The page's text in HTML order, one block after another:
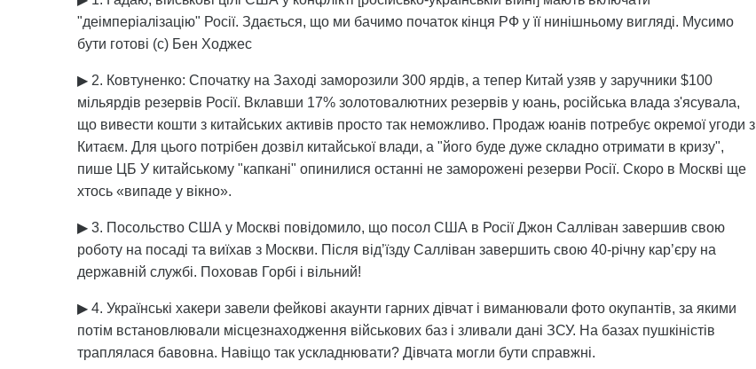
"деімперіалізацію" Росії. Здається, що ми бачимо початок кінця РФ у її нинішньому вигляді. Мусимо
бути готові (с) Бен Ходжес
▶ 2. Ковтуненко: Спочатку на Заході заморозили 300 ярдів, а тепер Китай узяв у заручники $100
мільярдів резервів Росії. Вклавши 17% золотовалютних резервів у юань, російська влада з'ясувала,
що вивести кошти з китайських активів просто так неможливо. Продаж юанів потребує окремої угоди з
Китаєм. Для цього потрібен дозвіл китайської влади, а "його буде дуже складно отримати в кризу",
пише ЦБ У китайському "капкані" опинилися останні не заморожені резерви Росії. Скоро в Москві ще
хтось «випаде у вікно».
▶ 3. Посольство США у Москві повідомило, що посол США в Росії Джон Салліван завершив свою
роботу на посаді та виїхав з Москви. Після від’їзду Салліван завершить свою 40-річну кар’єру на
державній службі. Поховав Горбі і вільний!
▶ 4. Українські хакери завели фейкові акаунти гарних дівчат і виманювали фото окупантів, за якими
потім встановлювали місцезнаходження військових баз і зливали дані ЗСУ. На базах пушкіністів
траплялася бавовна. Навіщо так ускладнювати? Дівчата могли бути справжні.